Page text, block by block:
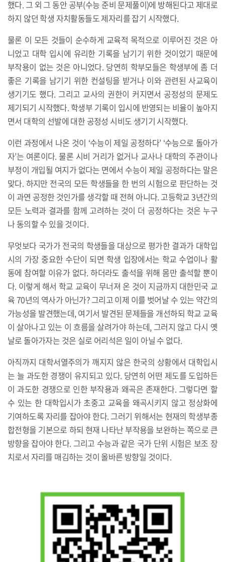
했다. 그 외 그 동안 공부(수능 준비 문제풀이)에 방해된다고 제대로
하지 않던 학생 자치활동들도 제자리를 잡기 시작했다.
물론 이 모든 것들이 순수하게 교육적 목적으로 이루어진 것은 아
니었고 대학 입시에 유리한 기록을 남기기 위한 것이었기 때문에
부작용이 없는 것은 아니었다. 당연히 학부모들은 학생부에 좀 더
좋은 기록을 남기기 위한 컨설팅을 받거나 이와 관련된 사교육이
생기기도 했다. 그리고 교사의 권한이 커지면서 공정성의 문제도
제기되기 시작했다. 학생부 기록이 입시에 반영되는 비율이 높아지
면서 대학의 선발에 대한 공정성 시비도 생기기 시작했다.
이런 과정에서 나온 것이 ‘수능이 제일 공정하다’ ‘수능으로 돌아가
자’는 여론이다. 물론 시비 거리가 없거나 교사나 대학의 주관이나
부정이 개입될 여지가 없다는 면에서 수능이 제일 공정하다는 말은
맞다. 하지만 전국의 모든 학생들을 한 번의 시험으로 판단하는 것
이 과연 공정한 것인가를 생각할 때 전혀 아니다. 고등학교 3년간의
모든 노력과 결과를 함께 고려하는 것이 더 공정하다는 것은 누구
나 동의할 수 있을 것이다.
무엇보다 국가가 전국의 학생들을 대상으로 평가한 결과가 대학입
시의 가장 중요한 수단이 되면 학생 입장에서는 학교 수업이나 활
동에 참여할 이유가 없다. 하더라도 출석을 위해 몸만 출석할 뿐이
다. 이렇게 해서 학교 교육이 무너져 온 것이 지금까지 대한민국 교
육 70년의 역사가 아닌가? 그리고 이제 이를 벗어날 수 있는 약간의
가능성을 발견했는데, 여기서 발견된 문제들을 개선하되 학교 교육
이 살아나고 있는 이 흐름을 살려가야 하는데, 그러지 않고 다시 옛
날로 돌아가자는 것은 실로 어리석은 일이 아닐 수 없다.
아직까지 대학서열주의가 깨지지 않은 한국의 상황에서 대학입시
는 늘 과도한 경쟁이 유지되고 있다. 당연히 어떤 제도를 도입하든
이 과도한 경쟁으로 인한 부작용과 왜곡은 존재한다. 그렇다면 할
수 있는 한 대학입시가 초중고 교육을 왜곡시키지 않고 정상화에
기여하도록 자리를 잡아야 한다. 그러기 위해서는 현재의 학생부종
합전형을 기본으로 하되 현재 나타난 부작용을 보완하는 쪽으로 큰
방향을 잡아야 한다. 그리고 수능과 같은 국가 단위 시험은 보조 장
치로서 자리를 매김하는 것이 올바른 방향일 것이다.